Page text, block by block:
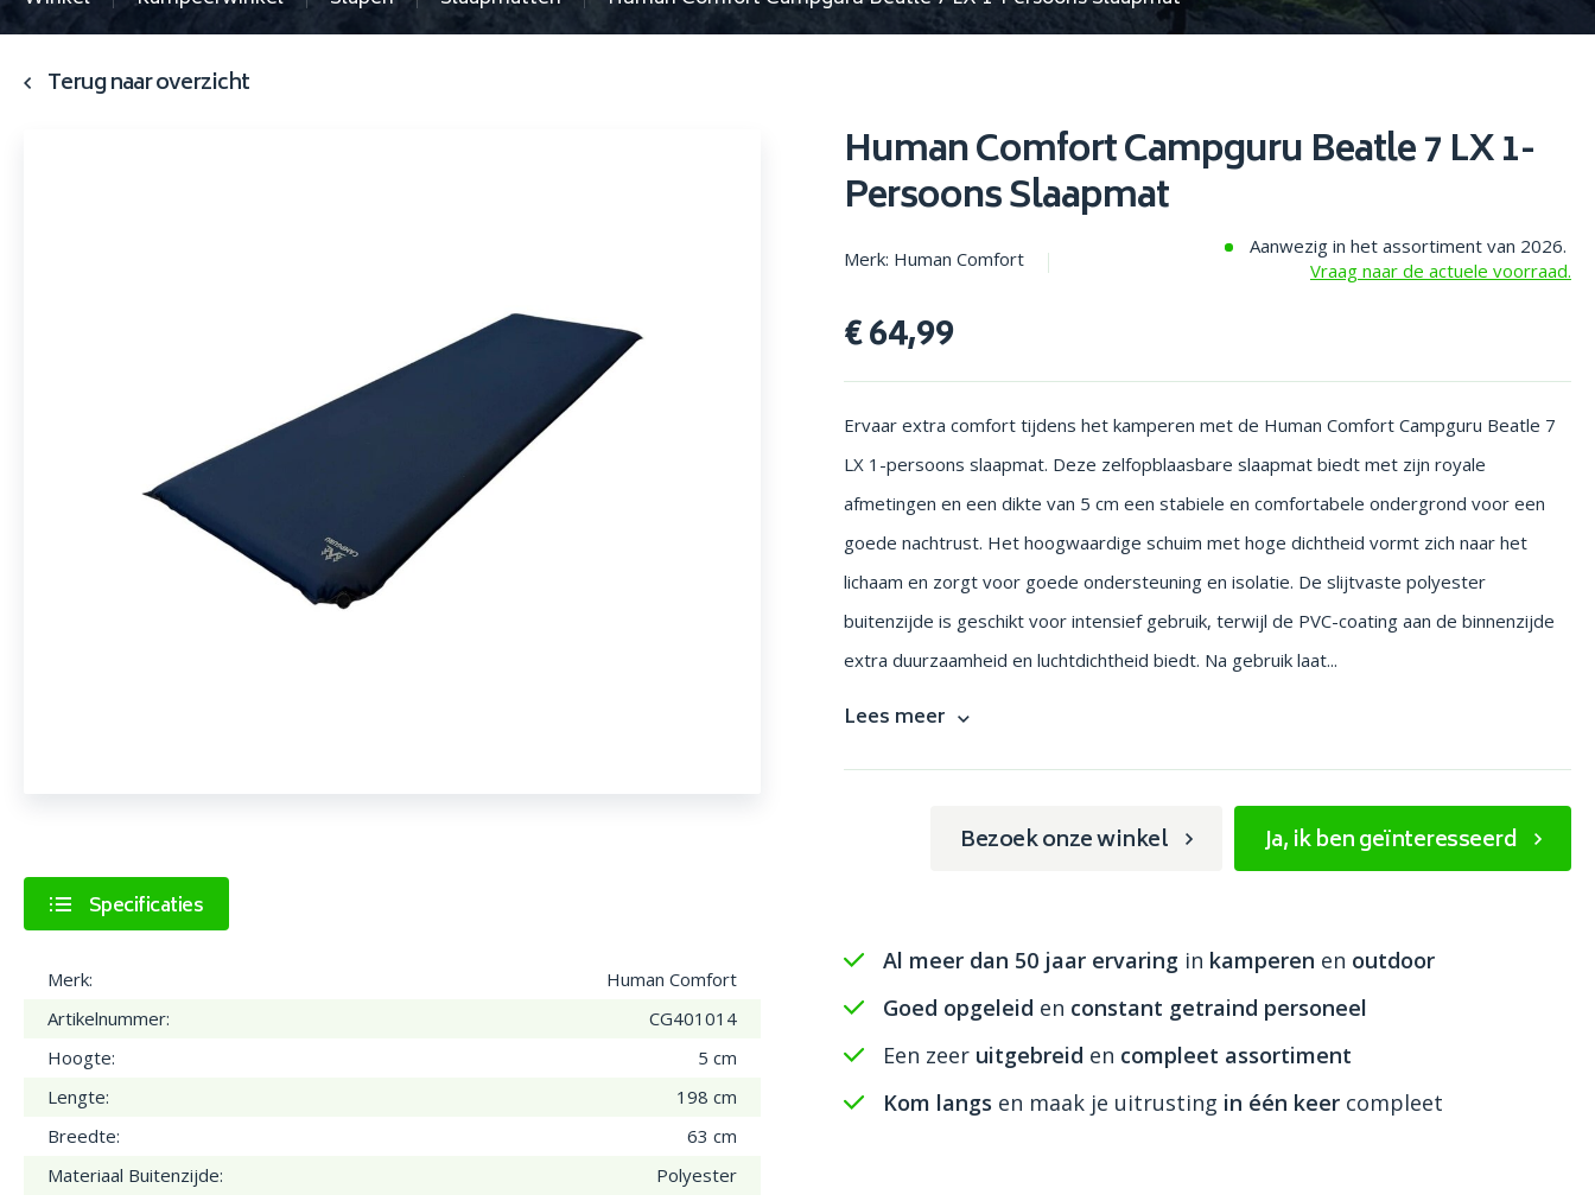
en parasols
Terug naar overzicht
Specificaties
Merk:
Human Comfort
Artikelnummer:
CG401014
Hoogte:
5 cm
Lengte:
198 cm
Breedte:
63 cm
Materiaal Buitenzijde:
Polyester
Human Comfort Campguru Beatle 7 LX 1-
Persoons Slaapmat
Merk: Human Comfort
Aanwezig in het assortiment van 2026.
Vraag naar de actuele voorraad.
€ 64,99
Ervaar extra comfort tijdens het kamperen met de Human Comfort Campguru Beatle 7
LX 1-persoons slaapmat. Deze zelfopblaasbare slaapmat biedt met zijn royale
afmetingen en een dikte van 5 cm een stabiele en comfortabele ondergrond voor een
goede nachtrust. Het hoogwaardige schuim met hoge dichtheid vormt zich naar het
lichaam en zorgt voor goede ondersteuning en isolatie. De slijtvaste polyester
buitenzijde is geschikt voor intensief gebruik, terwijl de PVC-coating aan de binnenzijde
extra duurzaamheid en luchtdichtheid biedt. Na gebruik laat...
Lees meer
Bezoek onze winkel Ja, ik ben geïnteresseerd
Al meer dan 50 jaar ervaring in kamperen en outdoor
Goed opgeleid en constant getraind personeel
Een zeer uitgebreid en compleet assortiment
Kom langs en maak je uitrusting in één keer compleet